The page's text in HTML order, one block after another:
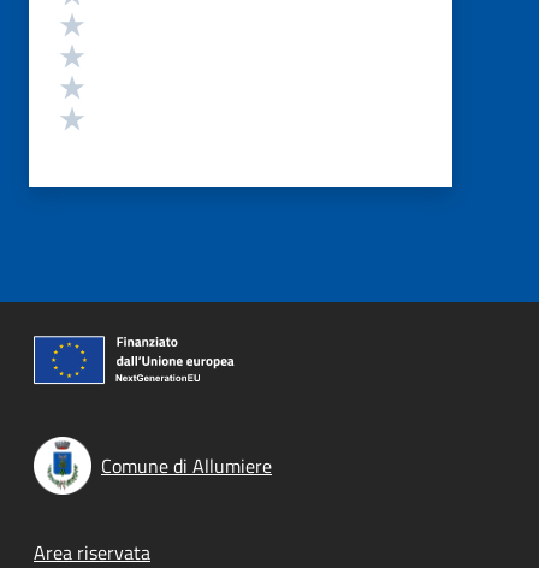
Comune di Allumiere
Footer menu
Area riservata